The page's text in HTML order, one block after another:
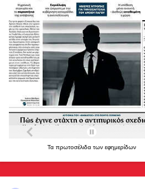
Τα πρωτοσέλιδα των εφημερίδων